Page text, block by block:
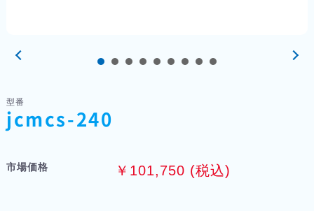
型番
jcmcs-240
市場価格 ￥101,750 (税込)